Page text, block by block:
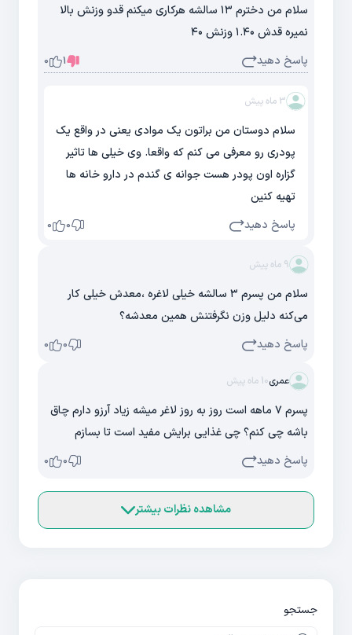
سلام من دخترم ۱۳ سالشه هرکاری میکنم قدو وزنش بالا
نمیره قدش ۱.۴۰ وزنش ۴۰
پاسخ دهید
1
0
3 ماه پیش
سلام دوستان من براتون یک موادی یعنی در واقع یک
پودری رو معرفی می کنم که واقعا. وی خیلی ها تاثیر
گزاره اون پودر هست جوانه ی گندم در دارو خانه ها
تهیه کنین
پاسخ دهید
0
0
9 ماه پیش
سلام من پسرم ۳ سالشه خیلی لاغره ،معدش خیلی کار
می‌کنه دلیل وزن نگرفتنش همین معدشه؟
پاسخ دهید
0
0
عمری10 ماه پیش
پسرم ۷ ماهه است روز به روز لاغر میشه زیاد آرزو دارم چاق
باشه چی کنم؟ چی غذایی برایش مفید است تا بسازم
پاسخ دهید
0
0
مشاهده نظرات بیشتر
جستجو